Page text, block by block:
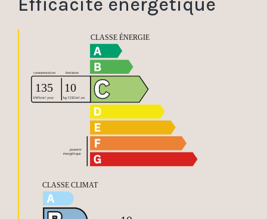
Efficacité énergétique